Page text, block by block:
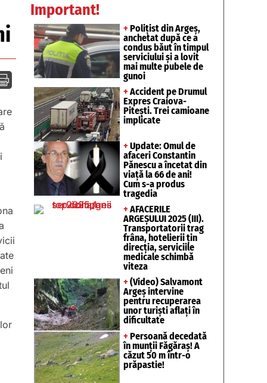
Important!
+ Polițist din Argeș,
anchetat după ce a
condus băut în timpul
serviciului și a lovit
mai multe pubele de
gunoi
+ Accident pe Drumul
Expres Craiova-
Pitești. Trei camioane
implicate
+ Update: Omul de
afaceri Constantin
Pănescu a încetat din
viață la 66 de ani!
Cum s-a produs
tragedia
+ AFACERILE
ARGEȘULUI 2025 (III).
Transportatorii trag
frâna, hotelierii țin
direcția, serviciile
medicale schimbă
viteza
+ (Video) Salvamont
Argeș intervine
pentru recuperarea
unor turişti aflaţi în
dificultate
+ Persoană decedată
în munții Făgăraș! A
căzut 50 m într-o
prăpastie!